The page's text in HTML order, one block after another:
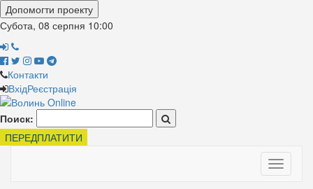
Допомогти проекту
Субота, 08 серпня 10:00
Контакти
ВхідРеєстрація
Поиск:
ПЕРЕДПЛАТИТИ
Toggle